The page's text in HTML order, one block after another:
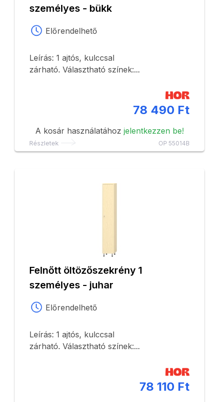
személyes - bükk
Előrendelhető
Leírás: 1 ajtós, kulccsal
zárható. Választható színek:...
78 490 Ft
A kosár használatához jelentkezzen be!
Részletek OP 55014B
Felnőtt öltözőszekrény 1
személyes - juhar
Előrendelhető
Leírás: 1 ajtós, kulccsal
zárható. Választható színek:...
78 110 Ft